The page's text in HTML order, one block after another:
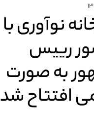
نوآوری با
رییس
به صورت
افتتاح شد